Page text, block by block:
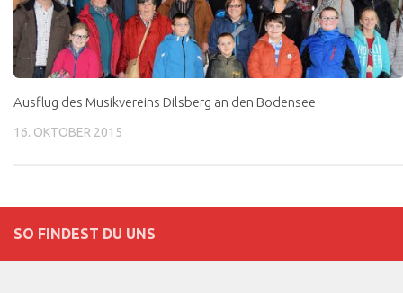
Ausflug des Musikvereins Dilsberg an den Bodensee
16. OKTOBER 2015
SO FINDEST DU UNS